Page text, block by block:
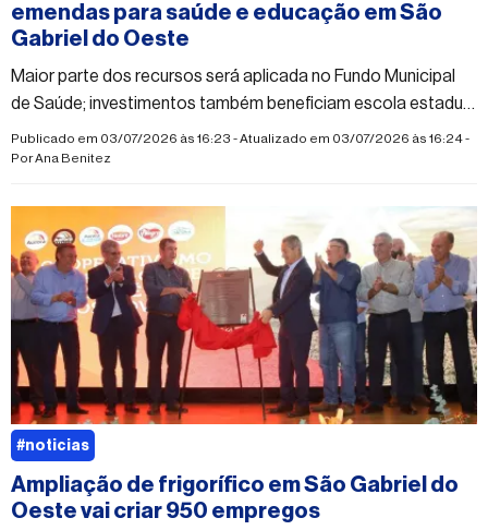
emendas para saúde e educação em São
Gabriel do Oeste
Maior parte dos recursos será aplicada no Fundo Municipal
de Saúde; investimentos também beneficiam escola estadual
e Polo da UAB
Publicado em 03/07/2026 às 16:23 - Atualizado em 03/07/2026 às 16:24 -
PorAna Benitez
Ampliação de frigorífico em São Gabriel do
Oeste vai criar 950 empregos
#noticias